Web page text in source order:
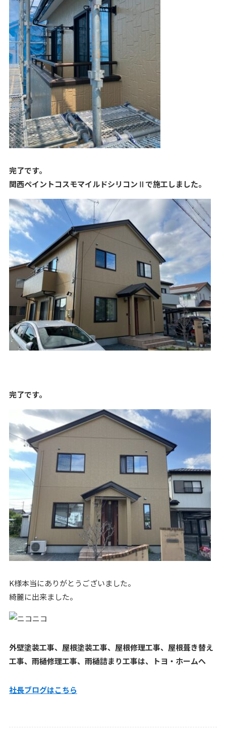
完了です。
関西ペイントコスモマイルドシリコンⅡ で施工しました。
完了です。
K様本当にありがとうございました。
綺麗に出来ました。
外壁塗装工事、屋根塗装工事、屋根修理工事、屋根葺き替え
工事、雨樋修理工事、雨樋詰まり工事は、トヨ・ホームへ
社長ブログはこちら